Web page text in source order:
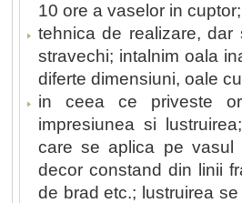
10 ore a vaselor in cuptor;
tehnica de realizare, dar
stravechi; intalnim oala
diferte dimensiuni, oale
in ceea ce priveste
impresiunea si
care se aplica pe vasul
decor constand din linii
de brad etc.; lustruirea